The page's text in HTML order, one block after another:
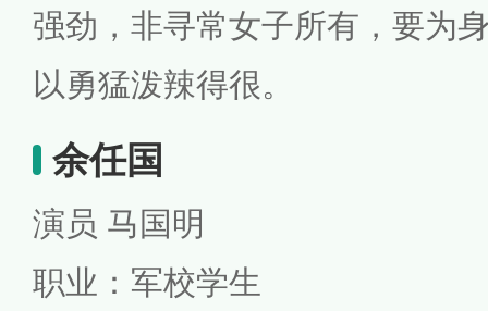
强劲，非寻常女子所有，要为
以勇猛泼辣得很。
余任国
演员 马国明
职业：军校学生